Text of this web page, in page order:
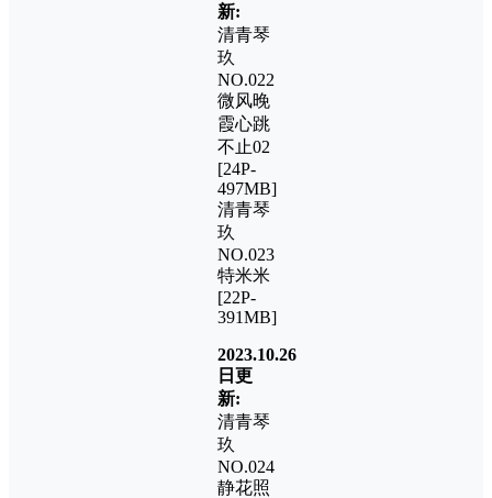
新:
清青琴
玖
NO.022
微风晚
霞心跳
不止02
[24P-
497MB]
清青琴
玖
NO.023
特米米
[22P-
391MB]
2023.10.26
日更
新:
清青琴
玖
NO.024
静花照